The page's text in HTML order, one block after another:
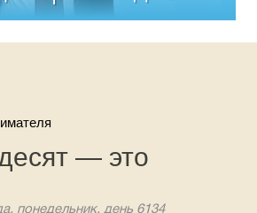
— это
понедельник, день 6134